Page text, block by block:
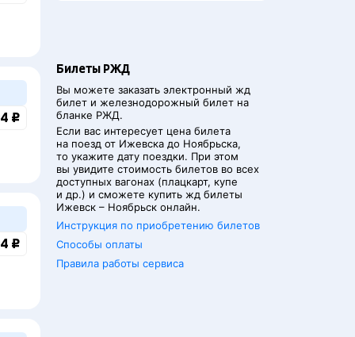
₽
₽
Билеты РЖД
Вы можете заказать электронный жд
билет и железнодорожный билет на
бланке РЖД.
Если вас интересует цена билета
на поезд от Ижевска до Ноябрьска,
то укажите дату поездки. При этом
вы увидите стоимость билетов во всех
доступных вагонах (плацкарт, купе
и др.) и сможете купить жд билеты
Ижевск – Ноябрьск онлайн.
Инструкция по приобретению билетов
Способы оплаты
Правила работы сервиса